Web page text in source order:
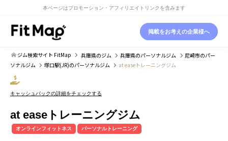
本ページはプロモーション・アフィリエイトリンクを含みます
掲載をお考えの企業様へ
ジム検索サイト FitMap 兵庫県のジム 兵庫県のパーソナルジム 尼崎市のパー
ソナルジム
塚口駅(JR)のパーソナルジム at easeトレーニングジム
キャッシュバックの詳細をチェックする
at easeトレーニングジム
オンラインフィットネス パーソナルトレーニング